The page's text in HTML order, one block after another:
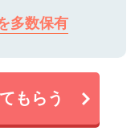
多数保有
もらう